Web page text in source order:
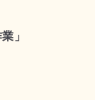
」